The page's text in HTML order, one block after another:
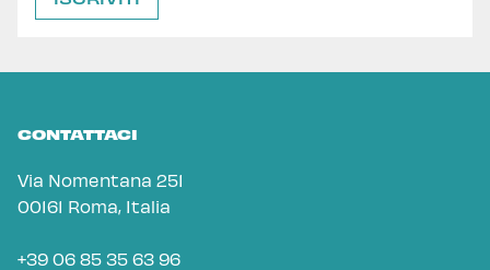
CONTATTACI
Via Nomentana 251
00161 Roma, Italia
+39 06 85 35 63 96